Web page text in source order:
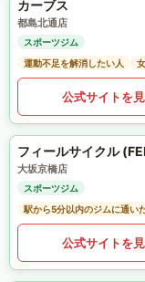
カーブス
都島北通店
スポーツジム
運動不足を解消したい人
公式サイトを
フィールサイクル
大坂京橋店
スポーツジム
駅から5分以内のジムに通い
公式サイトを